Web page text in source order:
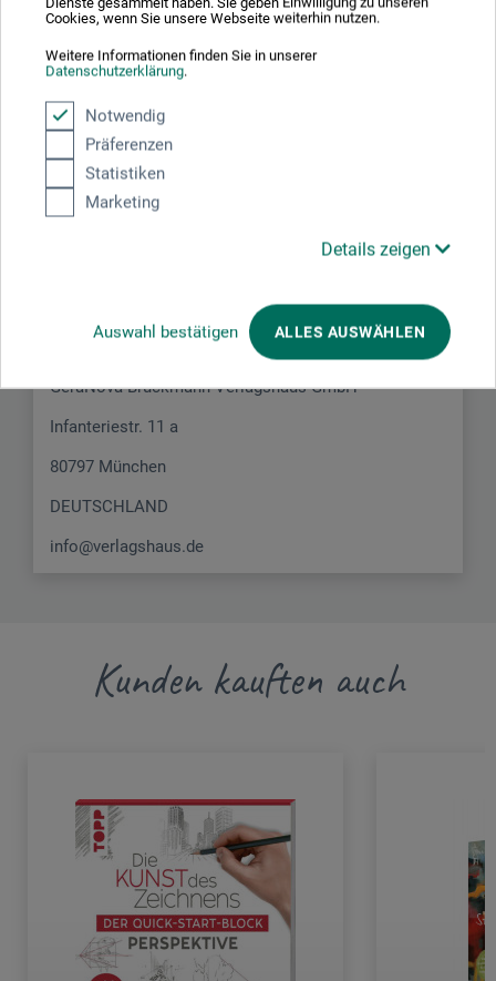
Cookies, wenn Sie unsere Webseite weiterhin nutzen.
Weitere Informationen finden Sie in unserer
Datenschutzerklärung.
Notwendig
Präferenzen
Statistiken
Marketing
Details zeigen
Auswahl bestätigen ALLES AUSWÄHLEN
Schreiben Sie die erste Bewertung zu diesem Produkt
JETZT PRODUKT BEWERTEN
Hersteller-Kontakt
diesem Produkt.
GeraNova Bruckmann Verlagshaus GmbH
Infanteriestr. 11 a
80797 München
DEUTSCHLAND
info@verlagshaus.de
Kunden kauften auch